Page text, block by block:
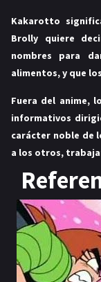
Kakarotto
Brolly quiere
nombres para
alimentos, y que
Fuera del anime,
informativos
carácter noble de
a los otros,